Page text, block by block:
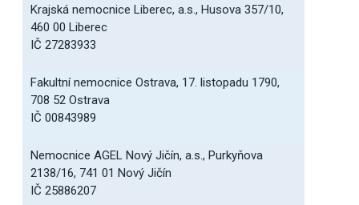
Krajská nemocnice Liberec, a.s., Husova 357/10,
460 00 Liberec
IČ 27283933
Fakultní nemocnice Ostrava, 17. listopadu 1790,
708 52 Ostrava
IČ 00843989
Nemocnice AGEL Nový Jičín, a.s., Purkyňova
2138/16, 741 01 Nový Jičín
IČ 25886207